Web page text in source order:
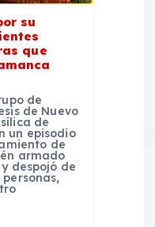
su
que
de
de Nuevo
de
un episodio
de
armado
despojó de